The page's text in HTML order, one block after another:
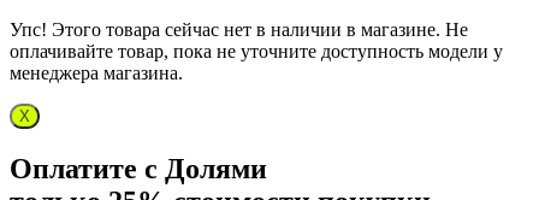
Упс! Этого товара сейчас нет в наличии в магазине. Не
оплачивайте товар, пока не уточните доступность модели у
менеджера магазина.
X
Оплатите с Долями